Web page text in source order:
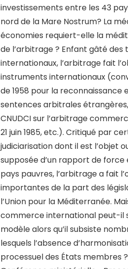
investissements entre les 43
nord de la Mare Nostrum? La
économies requiert-elle la
de l’arbitrage ? Enfant gâté des
internationaux, l’arbitrage fait
instruments internationaux
de 1958 pour la reconnaissance
sentences arbitrales
CNUDCI sur l’arbitrage
21 juin 1985, etc.). Critiqué par
judiciarisation dont il est l’objet
supposée d’un rapport de
pays pauvres, l’arbitrage a fait
importantes de la part des
l’Union pour la Méditerranée.
commerce international peut-il
modèle alors qu’il subsiste
lesquels l’absence
processuel des États membres